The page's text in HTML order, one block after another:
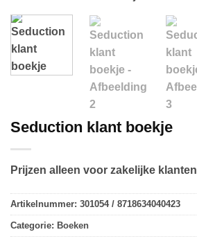
Seduction klant boekje
Prijzen alleen voor zakelijke klanten
Artikelnummer: 301054 / 8718634040423
Categorie: Boeken